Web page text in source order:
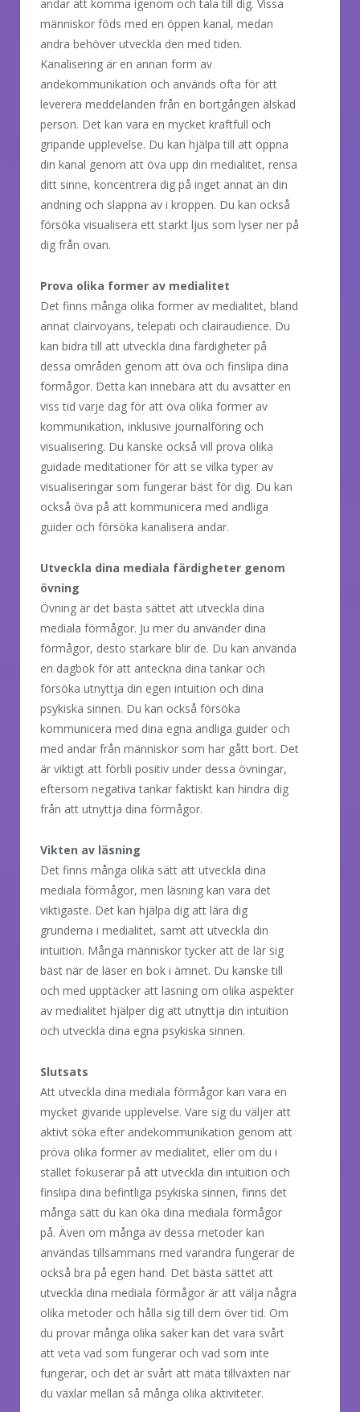
andar att komma igenom och tala till dig. Vissa
människor föds med en öppen kanal, medan
andra behöver utveckla den med tiden.
Kanalisering är en annan form av
andekommunikation och används ofta för att
leverera meddelanden från en bortgången älskad
person. Det kan vara en mycket kraftfull och
gripande upplevelse. Du kan hjälpa till att öppna
din kanal genom att öva upp din medialitet, rensa
ditt sinne, koncentrera dig på inget annat än din
andning och slappna av i kroppen. Du kan också
försöka visualisera ett starkt ljus som lyser ner på
dig från ovan.
Prova olika former av medialitet
Det finns många olika former av medialitet, bland
annat clairvoyans, telepati och clairaudience. Du
kan bidra till att utveckla dina färdigheter på
dessa områden genom att öva och finslipa dina
förmågor. Detta kan innebära att du avsätter en
viss tid varje dag för att öva olika former av
kommunikation, inklusive journalföring och
visualisering. Du kanske också vill prova olika
guidade meditationer för att se vilka typer av
visualiseringar som fungerar bäst för dig. Du kan
också öva på att kommunicera med andliga
guider och försöka kanalisera andar.
Utveckla dina mediala färdigheter genom
övning
Övning är det bästa sättet att utveckla dina
mediala förmågor. Ju mer du använder dina
förmågor, desto starkare blir de. Du kan använda
en dagbok för att anteckna dina tankar och
försöka utnyttja din egen intuition och dina
psykiska sinnen. Du kan också försöka
kommunicera med dina egna andliga guider och
med andar från människor som har gått bort. Det
är viktigt att förbli positiv under dessa övningar,
eftersom negativa tankar faktiskt kan hindra dig
från att utnyttja dina förmågor.
Vikten av läsning
Det finns många olika sätt att utveckla dina
mediala förmågor, men läsning kan vara det
viktigaste. Det kan hjälpa dig att lära dig
grunderna i medialitet, samt att utveckla din
intuition. Många människor tycker att de lär sig
bäst när de läser en bok i ämnet. Du kanske till
och med upptäcker att läsning om olika aspekter
av medialitet hjälper dig att utnyttja din intuition
och utveckla dina egna psykiska sinnen.
Slutsats
Att utveckla dina mediala förmågor kan vara en
mycket givande upplevelse. Vare sig du väljer att
aktivt söka efter andekommunikation genom att
pröva olika former av medialitet, eller om du i
stället fokuserar på att utveckla din intuition och
finslipa dina befintliga psykiska sinnen, finns det
många sätt du kan öka dina mediala förmågor
på. Även om många av dessa metoder kan
användas tillsammans med varandra fungerar de
också bra på egen hand. Det bästa sättet att
utveckla dina mediala förmågor är att välja några
olika metoder och hålla sig till dem över tid. Om
du provar många olika saker kan det vara svårt
att veta vad som fungerar och vad som inte
fungerar, och det är svårt att mäta tillväxten när
du växlar mellan så många olika aktiviteter.